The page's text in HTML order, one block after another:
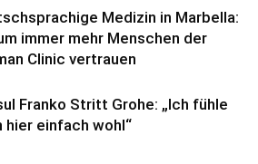
Medizin in Marbella:
immer mehr Menschen der
Clinic vertrauen
Franko Stritt Grohe: „Ich fühle
hier einfach wohl“